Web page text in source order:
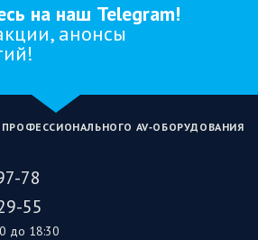
на наш Telegram!
анонсы
AV‑ОБОРУДОВАНИЯ
78
55
до 18:30